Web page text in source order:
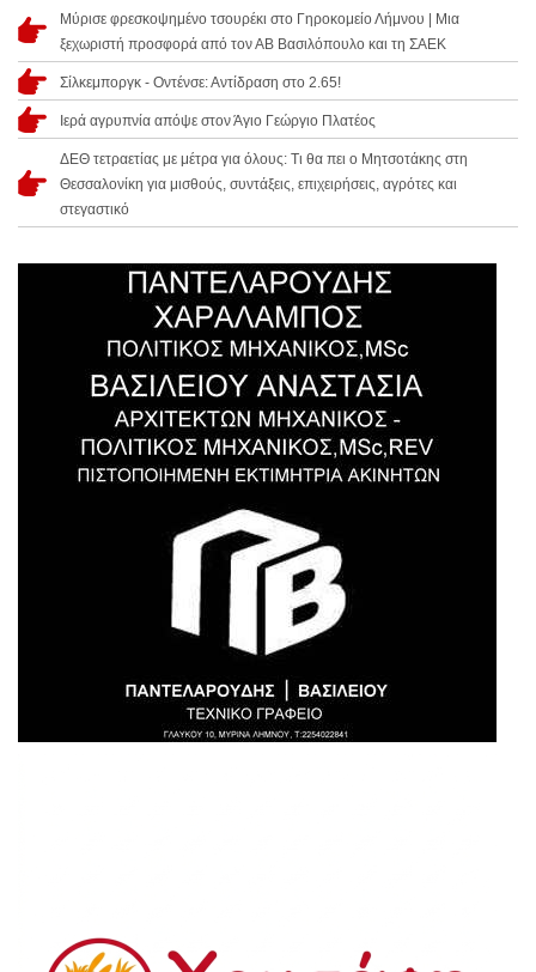
Μύρισε φρεσκοψημένο τσουρέκι στο Γηροκομείο Λήμνου | Μια
ξεχωριστή προσφορά από τον ΑΒ Βασιλόπουλο και τη ΣΑΕΚ
Σίλκεμποργκ - Οντένσε: Αντίδραση στο 2.65!
Ιερά αγρυπνία απόψε στον Άγιο Γεώργιο Πλατέος
ΔΕΘ τετραετίας με μέτρα για όλους: Τι θα πει ο Μητσοτάκης στη
Θεσσαλονίκη για μισθούς, συντάξεις, επιχειρήσεις, αγρότες και
στεγαστικό